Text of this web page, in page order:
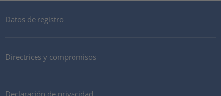
Datos de registro
Directrices y compromisos
Declaración de privacidad